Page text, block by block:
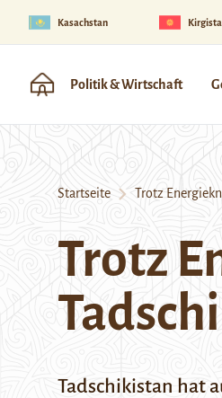
Kasachstan
Politik & Wirtschaft
Startseite Trotz
Trotz
Tadschikistan hat